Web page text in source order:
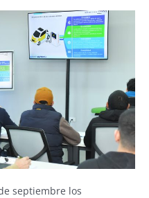
septiembre los